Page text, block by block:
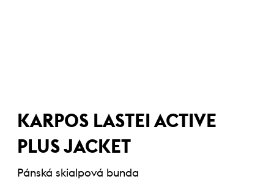
KARPOS LASTEI ACTIVE
PLUS JACKET
Pánská skialpová bunda